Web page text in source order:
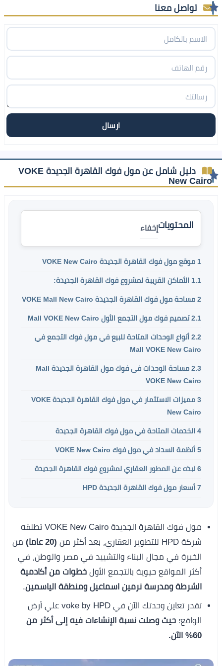
تواصل معنا
دليل شامل عن مول فوك القاهرة الجديدة VOKE
New Cairo
المحتوياتإخفاء
1 موقع مول فوك القاهرة الجديدة VOKE New Cairo
1.1 الأماكن القريبة لمشروع فوك القاهرة الجديدة:
2 مساحة مول فوك القاهرة الجديدة VOKE Mall New Cairo
2.1 تصميم فوك مول التجمع الأول Mall VOKE New Cairo
2.2 أنواع الوحدات المتاحة للبيع في مول فوك التجمع في
Mall VOKE New Cairo
2.3
مساحة الوحدات في فوك مول القاهرة الجديدة Mall
VOKE New Cairo
3
مميزات الاستثمار في مول فوك القاهرة الجديدة VOKE
New Cairo
4 الخدمات المتاحة في مول فوك القاهرة الجديدة
5 أنظمة السداد في مول فوك VOKE New Cairo
6 نبذه عن المطور العقاري لمشروع فوك القاهرة الجديدة
7 أسعار مول فوك القاهرة الجديدة HPD
مول فوك القاهرة الجديدة VOKE New Cairo تطلقه
شركة HPD للتطوير العقاري، بعد أكثر من
(20 عاما)
من
الخبرة في مجال البناء والتشييد في مصر والوطن، في
أكثر المواقع حيوية بالتجمع الأول خطوات من أكادمية
الشرطة ومدرسة نرمين اسماعيل ومنطقة الياسمين.
تقدر تعاين وحدتك الآن في voke by HPD علي أرض
الواقع؛ حيث وصلت نسبة الإنشاءات فيه إلى أكثر من
60% الآن.